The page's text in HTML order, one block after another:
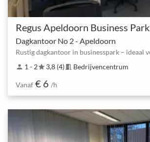
Regus Apeldoorn Business Park
Dagkantoor No 2 - Apeldoorn
person 1 - 2star3,8 (4) meeting_room Bedrijvencentrum
Vanaf € 6 /h